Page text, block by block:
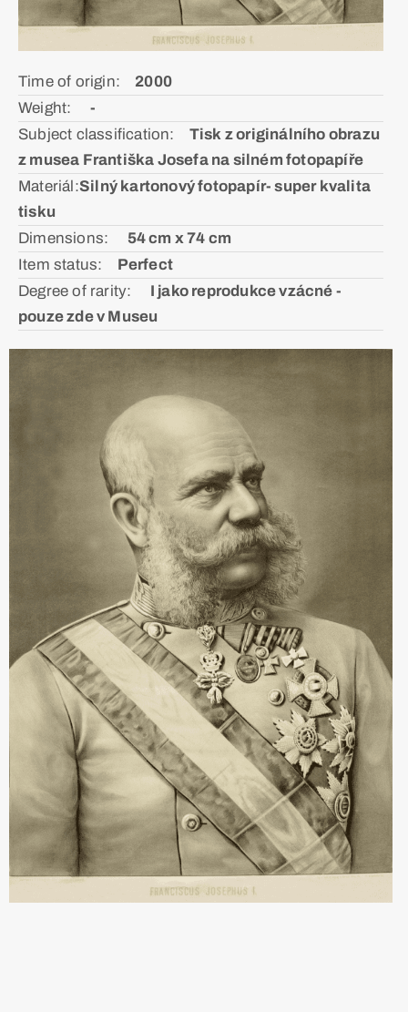
Time of origin:ᅠ 2000
Weight: ᅠ -
Subject classification:ᅠ Tisk z originálního obrazu
z musea Františka Josefa na silném fotopapíře
Materiál:ㅤSilný kartonový fotopapír- super kvalita
tisku
Dimensions: ᅠ 54 cm x 74 cm
Item status:ᅠ Perfect
Degree of rarity: ᅠ I jako reprodukce vzácné -
pouze zde v Museu